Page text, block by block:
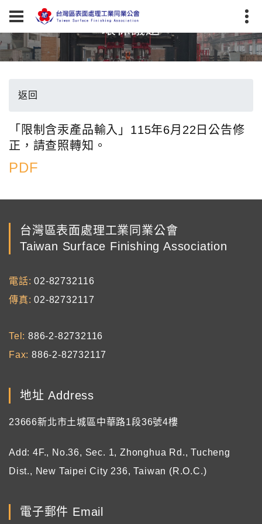
環保議題
返回
「限制含汞產品輸入」115年6月22日公告修
正，請查照轉知。
PDF
台灣區表面處理工業同業公會
Taiwan Surface Finishing Association
電話
02-82732116
傳真
02-82732117
Tel
886-2-82732116
Fax 886-2-82732117
地址 Address
23666新北市土城區中華路1段36號4樓
Add: 4F., No.36, Sec. 1, Zhonghua Rd., Tucheng
Dist., New Taipei City 236, Taiwan (R.O.C.)
電子郵件 Email